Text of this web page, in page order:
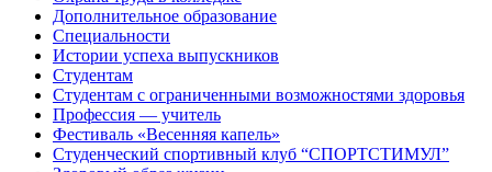
Дополнительное образование
Специальности
Истории успеха выпускников
Студентам
Студентам с ограниченными возможностями здоровья
Профессия — учитель
Фестиваль «Весенняя капель»
Студенческий спортивный клуб “СПОРТСТИМУЛ”